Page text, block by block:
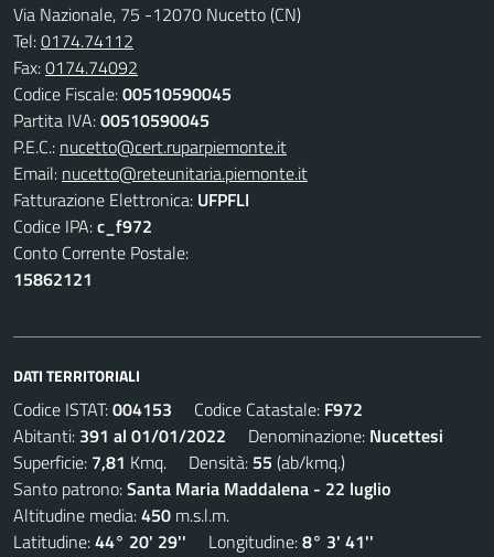
Via Nazionale, 75 -12070 Nucetto (CN)
Tel:0174.74112
Fax:0174.74092
Codice Fiscale:00510590045
Partita IVA:00510590045
P.E.C.: nucetto@cert.ruparpiemonte.it
Email: nucetto@reteunitaria.piemonte.it
Fatturazione Elettronica: UFPFLI
Codice IPA:c_f972
Conto Corrente Postale:
15862121
DATI TERRITORIALI
Codice ISTAT:004153 Codice Catastale: F972
Abitanti: 391 al 01/01/2022 Denominazione: Nucettesi
Superficie: 7,81 Kmq. Densità: 55 (ab/kmq.)
Santo patrono:Santa Maria Maddalena - 22 luglio
Altitudine media:450 m.s.l.m.
Latitudine:44° 20' 29'' Longitudine:8° 3' 41''